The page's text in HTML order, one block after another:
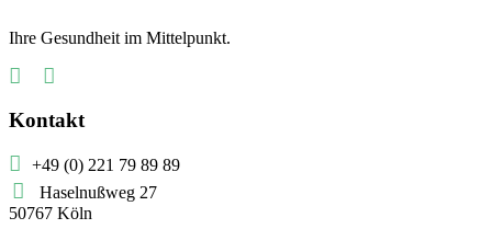
Ihre Gesundheit im Mittelpunkt.
Kontakt
+49 (0) 221 79 89 89
Haselnußweg 27
50767 Köln